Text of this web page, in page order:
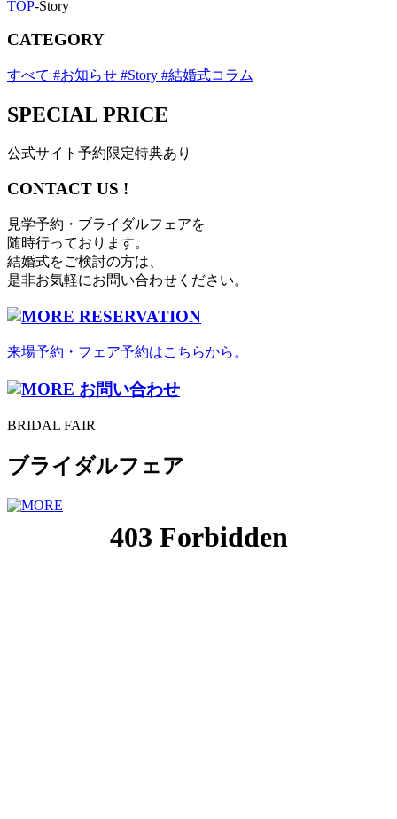
TOP-Story
CATEGORY
すべて #お知らせ #Story #結婚式コラム
SPECIAL PRICE
公式サイト予約限定特典あり
CONTACT US !
見学予約・ブライダルフェアを
随時行っております。
結婚式をご検討の方は、
是非お気軽にお問い合わせください。
RESERVATION
来場予約・フェア予約はこちらから。
お問い合わせ
BRIDAL FAIR
ブライダルフェア